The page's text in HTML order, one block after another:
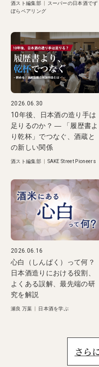
酒スト編集部|
スーパーの日本酒でず
ぼらペアリング
2026.06.30
10年後、日本酒の造り手は
足りるのか？ ― 「履歴書よ
り乾杯」でつなぐ、酒蔵と
の新しい関係
酒スト編集部| SAKE Street Pioneers
2026.06.16
心白（しんぱく）って何？
日本酒造りにおける役割、
よくある誤解、最先端の研
究を解説
瀬良 万葉 日本酒を学ぶ
さら